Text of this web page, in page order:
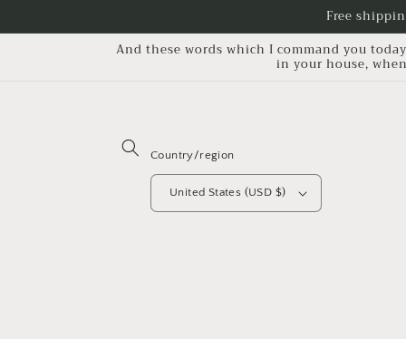
Free
And these words which I command you
in your house,
Country/region
United States (USD $)